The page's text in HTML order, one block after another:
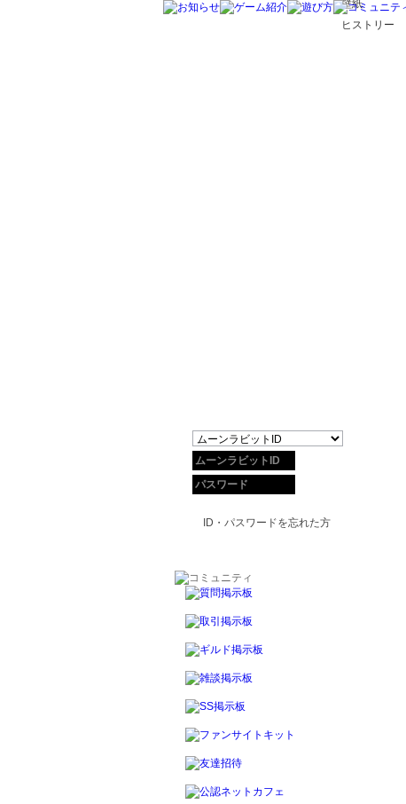
壁紙
ヒストリー
ID・パスワードを忘れた方